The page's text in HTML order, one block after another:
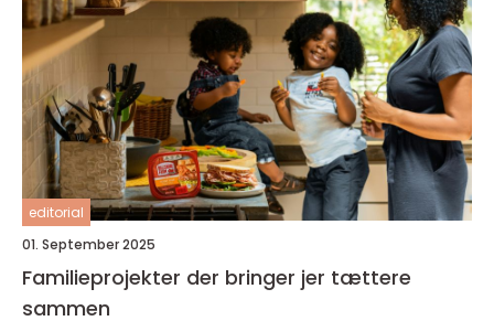
editorial
01. September 2025
Familieprojekter der bringer jer tættere
sammen